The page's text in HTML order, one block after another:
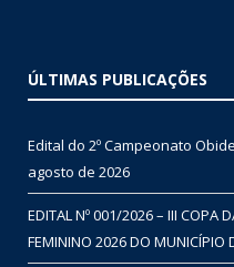
ÚLTIMAS PUBLICAÇÕES
Edital do 2º Campeonato
agosto de 2026
EDITAL Nº 001/2026 – III COPA
FEMININO 2026 DO MUNICÍPIO